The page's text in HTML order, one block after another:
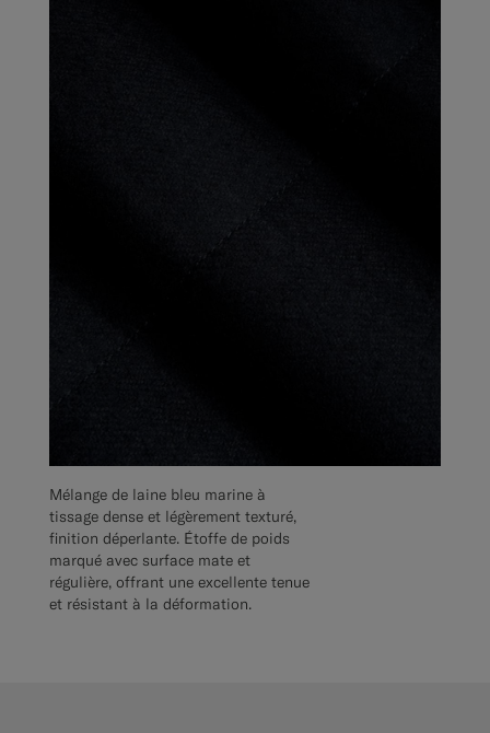
Mélange de laine bleu marine à
tissage dense et légèrement texturé,
finition déperlante. Étoffe de poids
marqué avec surface mate et
régulière, offrant une excellente tenue
et résistant à la déformation.